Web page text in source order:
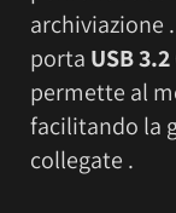
archiviazione
porta USB
permette al
facilitando la
collegate .